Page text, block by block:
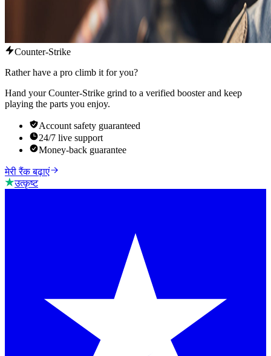
Counter-Strike
Rather have a pro climb it for you?
Hand your Counter-Strike grind to a verified booster and keep
playing the parts you enjoy.
Account safety guaranteed
24/7 live support
Money-back guarantee
मेरी रैंक बढ़ाएं
उत्कृष्ट